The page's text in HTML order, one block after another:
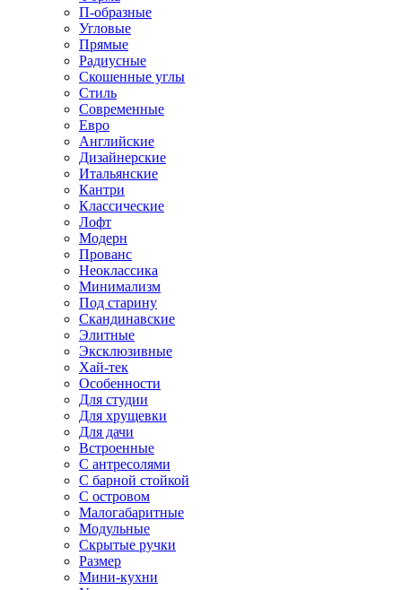
П-образные
Угловые
Прямые
Радиусные
Скошенные углы
Стиль
Современные
Евро
Английские
Дизайнерские
Итальянские
Кантри
Классические
Лофт
Модерн
Прованс
Неоклассика
Минимализм
Под старину
Скандинавские
Элитные
Эксклюзивные
Хай-тек
Особенности
Для студии
Для хрущевки
Для дачи
Встроенные
С антресолями
С барной стойкой
С островом
Малогабаритные
Модульные
Скрытые ручки
Размер
Мини-кухни